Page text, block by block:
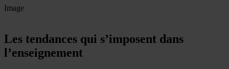
Image
Les tendances qui s’imposent dans
l’enseignement